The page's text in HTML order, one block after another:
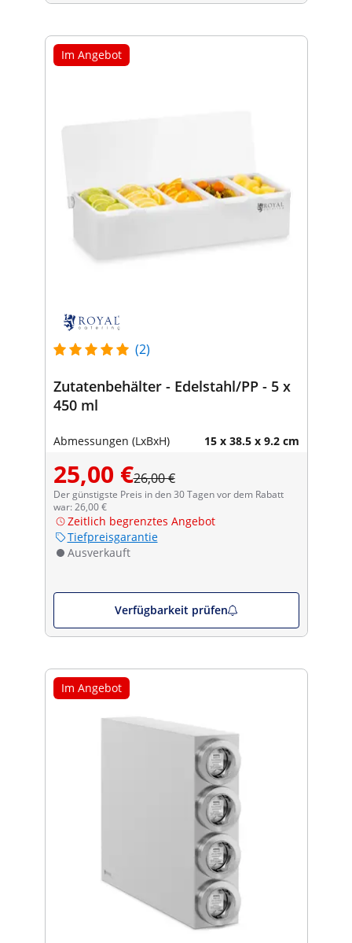
Im Angebot
(2)
Zutatenbehälter - Edelstahl/PP - 5 x
450 ml
Abmessungen (LxBxH) 15 x 38.5 x 9.2 cm
25,00 €26,00 €
Der günstigste Preis in den 30 Tagen vor dem Rabatt
war: 26,00 €
Zeitlich begrenztes Angebot
Tiefpreisgarantie
Ausverkauft
Verfügbarkeit prüfen
Im Angebot